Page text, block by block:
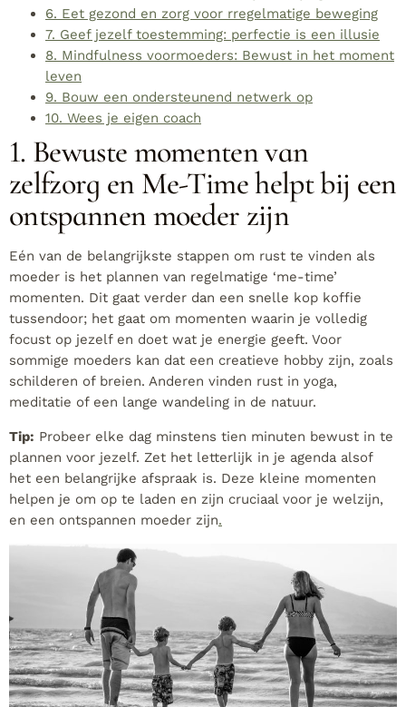
6. Eet gezond en zorg voor rregelmatige beweging
7. Geef jezelf toestemming: perfectie is een illusie
8. Mindfulness voormoeders: Bewust in het moment
leven
9. Bouw een ondersteunend netwerk op
10. Wees je eigen coach
1. Bewuste momenten van
zelfzorg en Me-Time helpt bij een
ontspannen moeder zijn
Eén van de belangrijkste stappen om rust te vinden als
moeder is het plannen van regelmatige ‘me-time’
momenten. Dit gaat verder dan een snelle kop koffie
tussendoor; het gaat om momenten waarin je volledig
focust op jezelf en doet wat je energie geeft. Voor
sommige moeders kan dat een creatieve hobby zijn, zoals
schilderen of breien. Anderen vinden rust in yoga,
meditatie of een lange wandeling in de natuur.
Tip: Probeer elke dag minstens tien minuten bewust in te
plannen voor jezelf. Zet het letterlijk in je agenda alsof
het een belangrijke afspraak is. Deze kleine momenten
helpen je om op te laden en zijn cruciaal voor je welzijn,
en een ontspannen moeder zijn.